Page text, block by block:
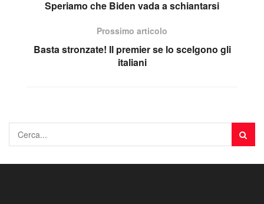
Speriamo che Biden vada a schiantarsi
Prossimo articolo
Basta stronzate! Il premier se lo scelgono gli
italiani